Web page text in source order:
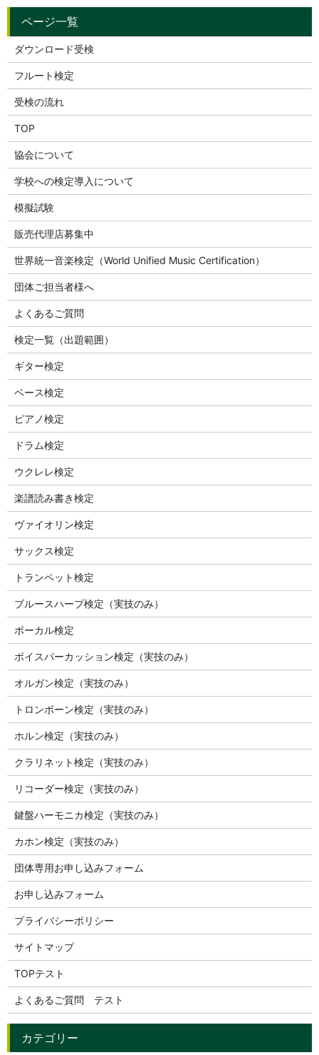
ダウンロード受検
フルート検定
受検の流れ
TOP
協会について
学校への検定導入について
模擬試験
販売代理店募集中
世界統一音楽検定（World Unified Music Certification）
団体ご担当者様へ
よくあるご質問
検定一覧（出題範囲）
ギター検定
ベース検定
ピアノ検定
ドラム検定
ウクレレ検定
楽譜読み書き検定
ヴァイオリン検定
サックス検定
トランペット検定
ブルースハープ検定（実技のみ）
ボーカル検定
ボイスパーカッション検定（実技のみ）
オルガン検定（実技のみ）
トロンボーン検定（実技のみ）
ホルン検定（実技のみ）
クラリネット検定（実技のみ）
リコーダー検定（実技のみ）
鍵盤ハーモニカ検定（実技のみ）
カホン検定（実技のみ）
団体専用お申し込みフォーム
お申し込みフォーム
プライバシーポリシー
サイトマップ
TOPテスト
よくあるご質問 テスト